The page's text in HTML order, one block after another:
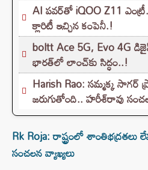
AI పవర్‌తో iQOO Z11
క్లారిటీ ఇచ్చిన కంపెనీ.!
boltt Ace 5G, Evo 4G
భారత్‌లో లాంచ్‌కు సిద్ధం..!
Harish Rao: సమ్మక్క సాగర్
జరుగుతోంది.. హరీశ్‌రావు
Rk Roja: రాష్ట్రంలో
సంచలన వ్యాఖ్యలు